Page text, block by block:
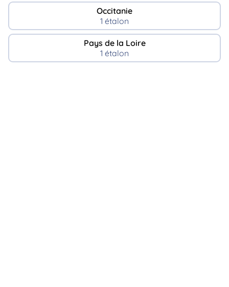
Occitanie
1 étalon
Pays de la Loire
1 étalon